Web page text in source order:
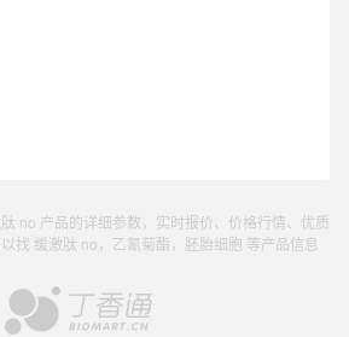
no 产品的详细参数，实时报价、价格行情、优质
找 缓激肽 no，乙氰菊酯，胚胎细胞 等产品信息